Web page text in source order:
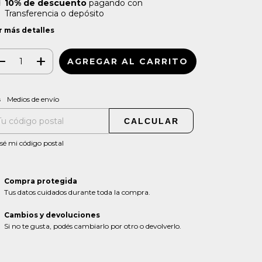
10% de descuentopagando con
Transferencia o depósito
más detalles
para el CP:
Medios de envío
CALCULAR
mi código postal
Compra protegida
Tus datos cuidados durante toda la compra.
Cambios y devoluciones
Si no te gusta, podés cambiarlo por otro o devolverlo.